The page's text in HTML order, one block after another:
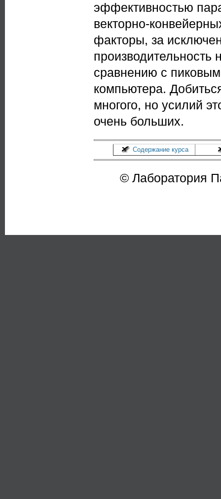
эффективностью
векторно-
факторы, за
производительность
сравнению с
компьютера.
многого, но усилий
очень больших.
Содержание курса
© Лаборатория